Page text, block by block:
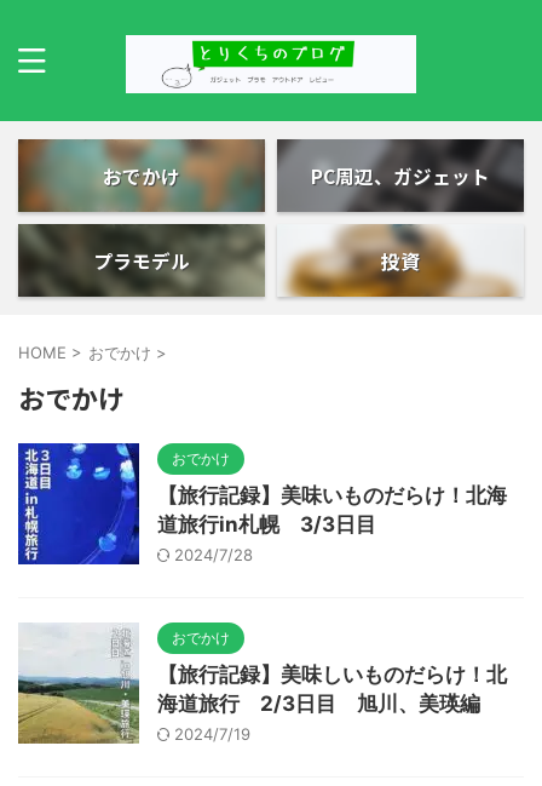
おでかけ PC周辺、ガジェット
プラモデル 投資
HOME > おでかけ >
おでかけ
おでかけ
【旅行記録】美味いものだらけ！北海
道旅行in札幌 3/3日目
2024/7/28
おでかけ
【旅行記録】美味しいものだらけ！北
海道旅行 2/3日目 旭川、美瑛編
2024/7/19